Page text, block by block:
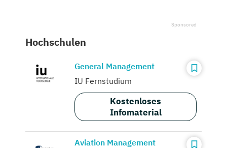
Hochschulen
General Management
IU Fernstudium
Kostenloses
Infomaterial
Aviation Management